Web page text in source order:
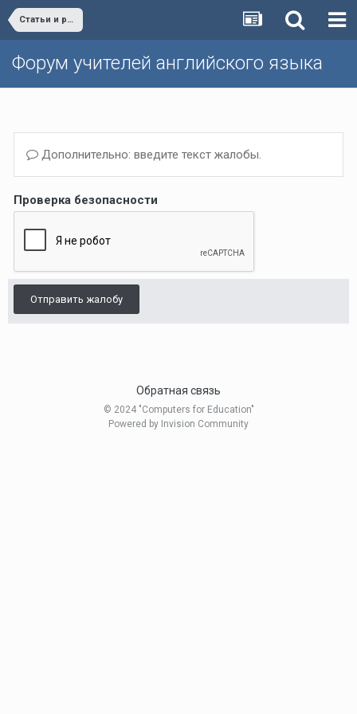
Статьи и разработки учителей (Поурочные планы, дополнительные упражнения и т.д.)/Materials developed by teachers
Форум учителей английского языка
Дополнительно: введите текст жалобы.
Проверка безопасности
Отправить жалобу
Обратная связь
© 2024 "Computers for Education"
Powered by Invision Community